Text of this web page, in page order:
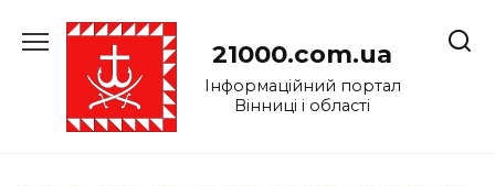
до
21000.com.ua
Інформаційний портал
Вінниці і області